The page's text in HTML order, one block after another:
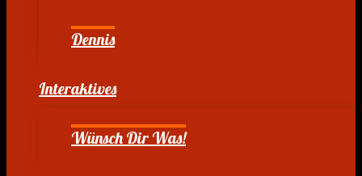
Dennis
Interaktives
Wünsch Dir Was!